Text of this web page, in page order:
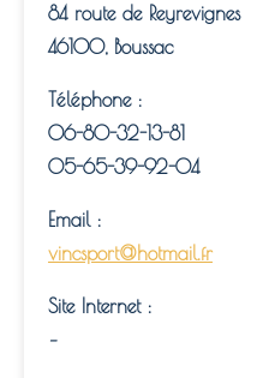
84 route de Reyrevignes
46100, Boussac
Téléphone :
06-80-32-13-81
05-65-39-92-04
Email :
vincsport@hotmail.fr
Site Internet :
–